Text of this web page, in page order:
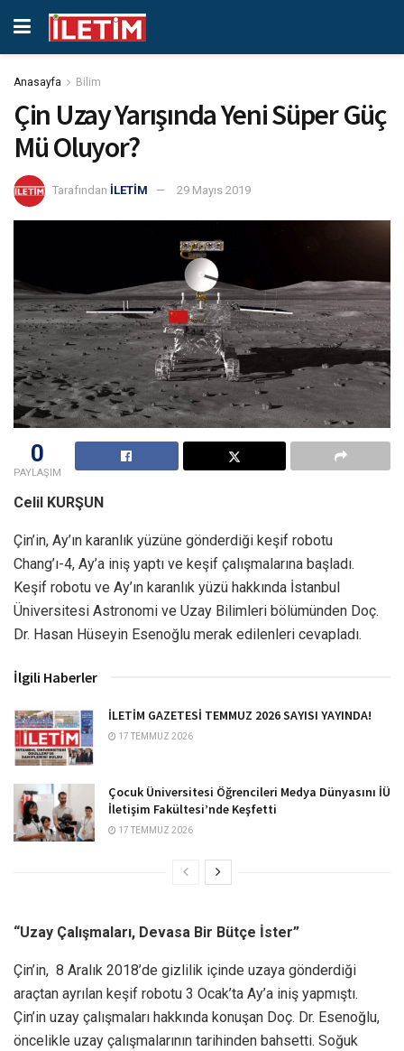
Anasayfa Bilim
Çin Uzay Yarışında Yeni Süper Güç
Mü Oluyor?
Tarafından İLETİM 29 Mayıs 2019
0
PAYLAŞIM
Celil KURŞUN
Çin’in, Ay’ın karanlık yüzüne gönderdiği keşif robotu
Chang’ı-4, Ay’a iniş yaptı ve keşif çalışmalarına başladı.
Keşif robotu ve Ay’ın karanlık yüzü hakkında İstanbul
Üniversitesi Astronomi ve Uzay Bilimleri bölümünden Doç.
Dr. Hasan Hüseyin Esenoğlu merak edilenleri cevapladı.
İlgili Haberler
İLETİM GAZETESİ TEMMUZ 2026 SAYISI YAYINDA!
17 TEMMUZ 2026
Çocuk Üniversitesi Öğrencileri Medya Dünyasını İÜ
İletişim Fakültesi’nde Keşfetti
17 TEMMUZ 2026
“Uzay Çalışmaları, Devasa Bir Bütçe İster”
Çin’in, 8 Aralık 2018’de gizlilik içinde uzaya gönderdiği
araçtan ayrılan keşif robotu 3 Ocak’ta Ay’a iniş yapmıştı.
Çin’in uzay çalışmaları hakkında konuşan Doç. Dr. Esenoğlu,
öncelikle uzay çalışmalarının tarihinden bahsetti. Soğuk